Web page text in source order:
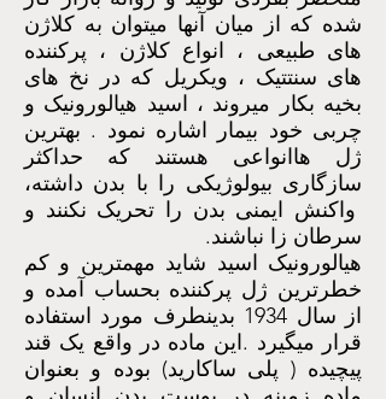
شده که از میان آنها میتوان به کلاژن
های طبیعی ، انواع کلاژن ، پرکننده
های سنتتیک ، ویکریل که در نخ های
بخیه بکار میروند ، اسید هیالورونیک و
چربی خود بیمار اشاره نمود . بهترین
ژل هاانواعی هستند که حداکثر
سازگاری بیولوژیکی را با بدن داشته،
واکنش ایمنی بدن را تحریک نکنند و
سرطان زا نباشند.
هیالورونیک اسید شاید مهمترین و کم
خطرترین ژل پرکننده بحساب آمده و
از سال 1934 بدینطرف مورد استفاده
قرار میگیرد .این ماده در واقع یک قند
پیچیده ( پلی ساکارید) بوده و بعنوان